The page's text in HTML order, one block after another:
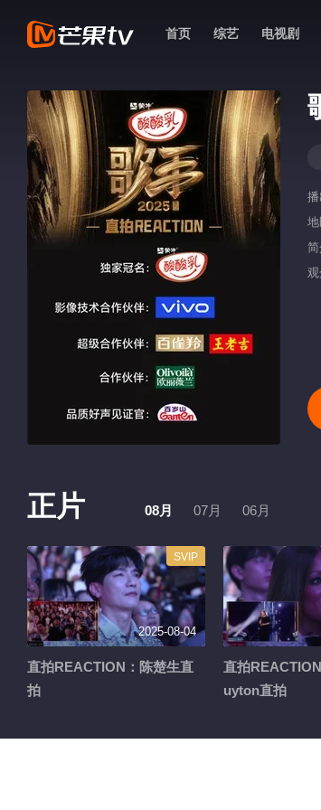
首页 综艺 电视剧
播
地
观
正片 08月 07月 06月
SVIP
2025-08-04
直拍REACTION：陈楚生直
拍
直拍
uyton直拍